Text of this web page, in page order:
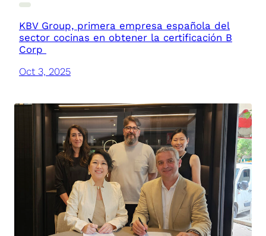
KBV Group, primera empresa española del
sector cocinas en obtener la certificación B
Corp
Oct 3, 2025